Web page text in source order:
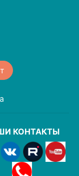
КОНТАКТЫ